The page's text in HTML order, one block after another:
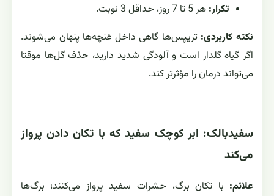
تکرار: هر 5 تا 7 روز، حداقل 3 نوبت.
نکته کاربردی: تریپس‌ها گاهی داخل غنچه‌ها پنهان می‌شوند.
اگر گیاه گلدار است و آلودگی شدید دارید، حذف گل‌ها موقتا
می‌تواند درمان را مؤثرتر کند.
سفیدبالک: ابر کوچک سفید که با تکان دادن پرواز
می‌کند
علائم: با تکان برگ، حشرات سفید پرواز می‌کنند؛ برگ‌ها